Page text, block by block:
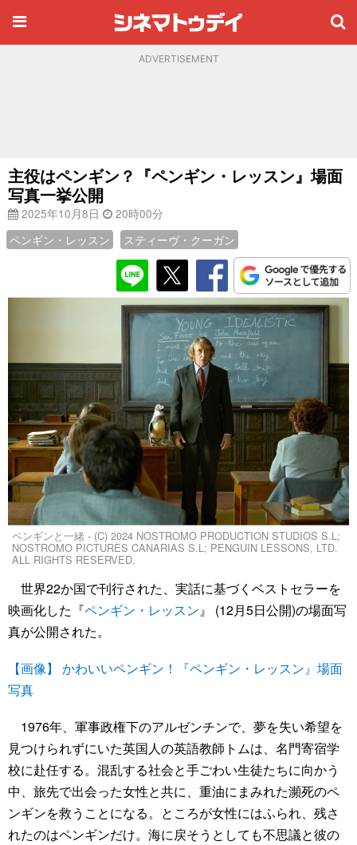
ADVERTISEMENT
主役はペンギン？『ペンギン・レッスン』場面
写真一挙公開
2025年10月8日
20時00分
ペンギン・レッスン
スティーヴ・クーガン
ペンギンと一緒 - (C) 2024 NOSTROMO PRODUCTION STUDIOS S.L;
NOSTROMO PICTURES CANARIAS S.L; PENGUIN LESSONS, LTD.
ALL RIGHTS RESERVED.
世界22か国で刊行された、実話に基づくベストセラーを
映画化した『ペンギン・レッスン』 (12月5日公開)の場面写
真が公開された。
【画像】 かわいいペンギン！『ペンギン・レッスン』場面
写真
1976年、軍事政権下のアルゼンチンで、夢を失い希望を
見つけられずにいた英国人の英語教師トムは、名門寄宿学
校に赴任する。混乱する社会と手ごわい生徒たちに向かう
中、旅先で出会った女性と共に、重油にまみれた瀕死のペ
ンギンを救うことになる。ところが女性にはふられ、残さ
れたのはペンギンだけ。海に戻そうとしても不思議と彼の